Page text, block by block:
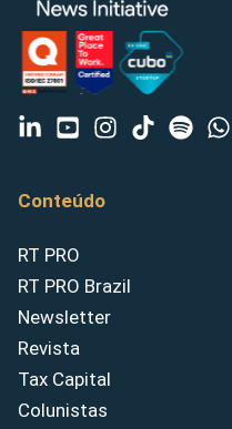
Conteúdo
RT PRO
RT PRO Brazil
Newsletter
Revista
Tax Capital
Colunistas